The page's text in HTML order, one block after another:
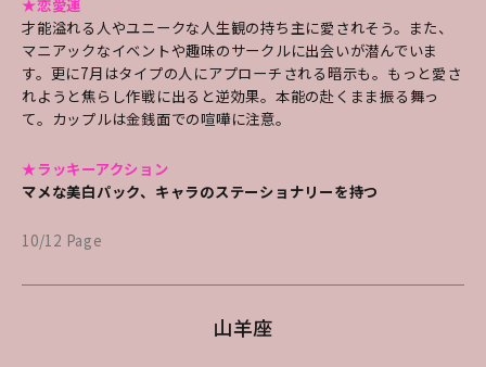
★恋愛運
才能溢れる人やユニークな人生観の持ち主に愛されそう。また、
マニアックなイベントや趣味のサークルに出会いが潜んでいま
す。更に7月はタイプの人にアプローチされる暗示も。もっと愛さ
れようと焦らし作戦に出ると逆効果。本能の赴くまま振る舞っ
て。カップルは金銭面での喧嘩に注意。
★ラッキーアクション
マメな美白パック、キャラのステーショナリーを持つ
10/12 Page
山羊座